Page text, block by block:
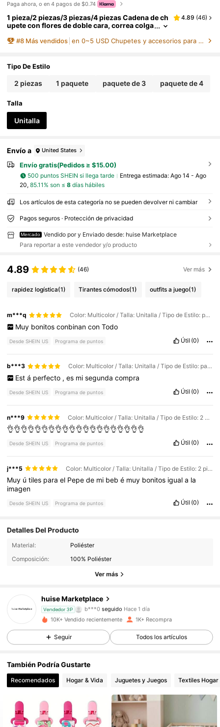
Paga ahora, o en 4 pagos de $0.74
1 pieza/2 piezas/3 piezas/4 piezas Cadena de ch
upete con flores de doble cara, correa colga
a, patrón floral aleatorio
4.89 (46)
#8 Más vendidos en 0~5 USD Chupetes y accesorios para bebés
Tipo De Estilo
2 piezas 1 paquete paquete de 3 paquete de 4
Talla
Unitalla
Envío a United States
Envío gratis(Pedidos ≥ $15.00)
500 puntos SHEIN si llega tarde Entrega estimada: Ago 14 - Ago
20, 85.11% son ≤ 8días hábiles
Los artículos de esta categoría no se pueden devolver ni cambiar
Pagos seguros · Protección de privacidad
Mercado
Vendido por y Enviado desde: huise Marketplace
Para reportar a este vendedor y/o producto
4.89 (46) Ver más
rapidez logística(1) Tirantes cómodos(1) outfits a juego(1)
m***q Color: Multicolor / Talla: Unitalla / Tipo de Estilo: paquete de 4
Muy bonitos conbinan con Todo
Desde SHEIN US Programa de puntos Útil (0)
b***3 Color: Multicolor / Talla: Unitalla / Tipo de Estilo: paquete de 4
Est á perfecto , es mi segunda compra
Desde SHEIN US Programa de puntos Útil (0)
n***9 Color: Multicolor / Talla: Unitalla / Tipo de Estilo: 2 piezas
👌👌👌👌👌👌👌👌👌👌👌👌👌👌👌👌👌👌👌👌
Desde SHEIN US Programa de puntos Útil (0)
j***5 Color: Multicolor / Talla: Unitalla / Tipo de Estilo: 2 piezas
Muy útiles parael Pepede mi bebé muy bonitos iguala la
imagen
Desde SHEIN US Programa de puntos Útil (0)
Detalles Del Producto
Material:
Poliéster
Composición:
100% Poliéster
Ver más
huise Marketplace
Vendedor 3P
4.87 175 Seguidores
b***0seguido
4.87
175 Seguidores
175 Seguidores
4.87 175 Seguidores
175 Seguidores
10K+ Vendido recientemente 1K+ Recompra
Seguir Todos los artículos
También Podría Gustarte
Recomendados Hogar & Vida Juguetes y Juegos Textiles Hogar